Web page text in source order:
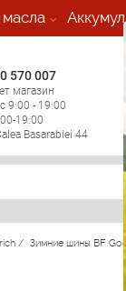
570 007
магазин
9:00 - 19:00
19:00
Basarabiei 44
/ Зимние шины BF